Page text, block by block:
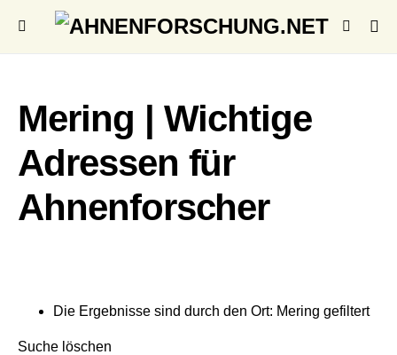
Mering | Wichtige
Adressen für
Ahnenforscher
Die Ergebnisse sind durch den Ort: Mering gefiltert
Suche löschen